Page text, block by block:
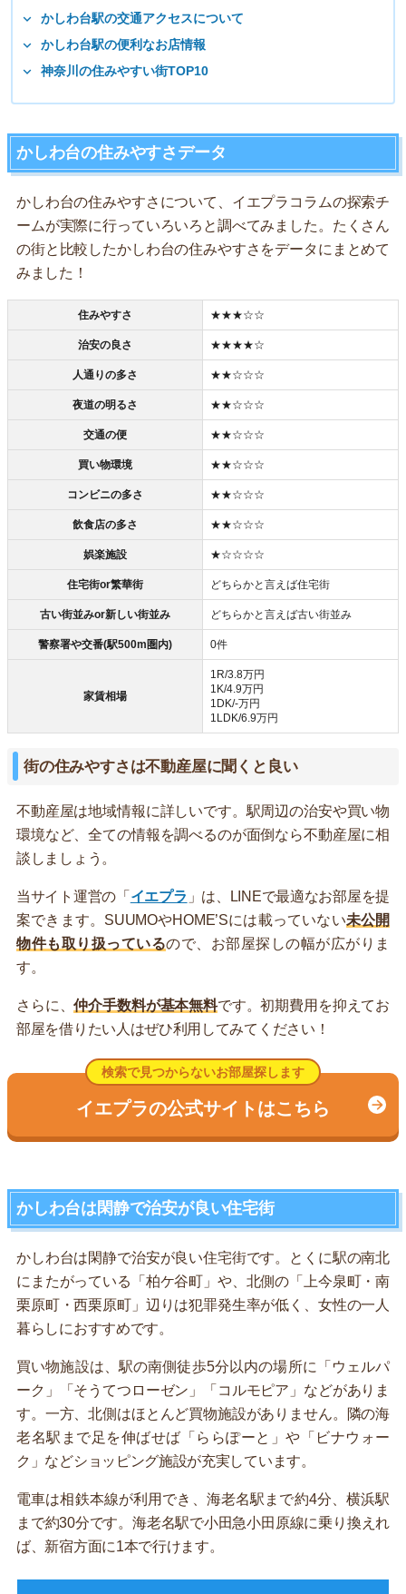
かしわ台駅の交通アクセスについて
かしわ台駅の便利なお店情報
神奈川の住みやすい街TOP10
かしわ台の住みやすさデータ
かしわ台の住みやすさについて、イエプラコラムの探索チ
ームが実際に行っていろいろと調べてみました。たくさん
の街と比較したかしわ台の住みやすさをデータにまとめて
みました！
住みやすさ ★★★☆☆
治安の良さ ★★★★☆
人通りの多さ ★★☆☆☆
夜道の明るさ ★★☆☆☆
交通の便 ★★☆☆☆
買い物環境 ★★☆☆☆
コンビニの多さ ★★☆☆☆
飲食店の多さ ★★☆☆☆
娯楽施設 ★☆☆☆☆
住宅街or繁華街 どちらかと言えば住宅街
古い街並みor新しい街並み どちらかと言えば古い街並み
警察署や交番(駅500m圏内) 0件
家賃相場
1R/3.8万円
1K/4.9万円
1DK/‐万円
1LDK/6.9万円
街の住みやすさは不動産屋に聞くと良い
不動産屋は地域情報に詳しいです。駅周辺の治安や買い物
環境など、全ての情報を調べるのが面倒なら不動産屋に相
談しましょう。
当サイト運営の「 イエプラ 」は、LINEで最適なお部屋を提
案できます。SUUMOやHOME’Sには載っていない未公開
物件も取り扱っているので、お部屋探しの幅が広がりま
す。
さらに、仲介手数料が基本無料です。初期費用を抑えてお
部屋を借りたい人はぜひ利用してみてください！
検索で見つからないお部屋探します
イエプラの公式サイトはこちら
かしわ台は閑静で治安が良い住宅街
かしわ台は閑静で治安が良い住宅街です。とくに駅の南北
にまたがっている「柏ケ谷町」や、北側の「上今泉町・南
栗原町・西栗原町」辺りは犯罪発生率が低く、女性の一人
暮らしにおすすめです。
買い物施設は、駅の南側徒歩5分以内の場所に「ウェルパ
ーク」「そうてつローゼン」「コルモピア」などがありま
す。一方、北側はほとんど買物施設がありません。隣の海
老名駅まで足を伸ばせば「ららぽーと」や「ビナウォー
ク」などショッピング施設が充実しています。
電車は相鉄本線が利用でき、海老名駅まで約4分、横浜駅
まで約30分です。海老名駅で小田急小田原線に乗り換えれ
ば、新宿方面に1本で行けます。